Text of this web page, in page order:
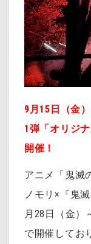
9月15日（金
1弾「オリジ
開催！
アニメ「鬼滅
ノモリ×『鬼
月28日（金）
で開催してお